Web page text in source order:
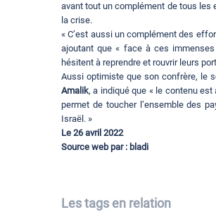
avant tout un complément de tous
la crise.
« C’est aussi un complément des
ajoutant que « face à ces
hésitent à reprendre et rouvrir leurs
Aussi optimiste que son confrère, le
Amalik, a indiqué que « le contenu
permet de toucher l’ensemble des
Israël. »
Le 26 avril 2022
Source web par : bladi
Les tags en relation